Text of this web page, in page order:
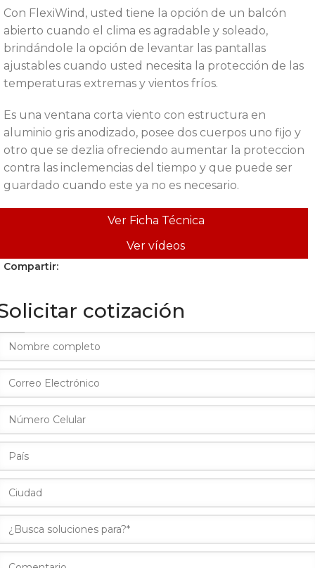
Con FlexiWind, usted tiene la opción de un balcón
abierto cuando el clima es agradable y soleado,
brindándole la opción de levantar las pantallas
ajustables cuando usted necesita la protección de las
temperaturas extremas y vientos fríos.
Es una ventana corta viento con estructura en
aluminio gris anodizado, posee dos cuerpos uno fijo y
otro que se dezlia ofreciendo aumentar la proteccion
contra las inclemencias del tiempo y que puede ser
guardado cuando este ya no es necesario.
Ver Ficha Técnica
Ver vídeos
Compartir:
cotización